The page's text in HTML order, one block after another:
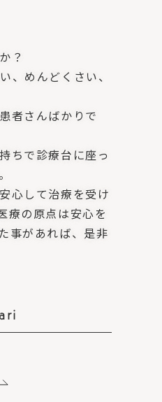
？
、めんどくさい、
者さんばかりで
ちで診療台に座っ
心して治療を受け
療の原点は安心を
事があれば、是非